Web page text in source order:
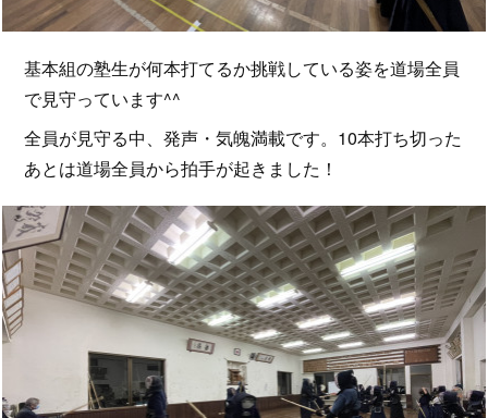
基本組の塾生が何本打てるか挑戦している姿を道場全員
で見守っています^^
全員が見守る中、発声・気魄満載です。10本打ち切った
あとは道場全員から拍手が起きました！